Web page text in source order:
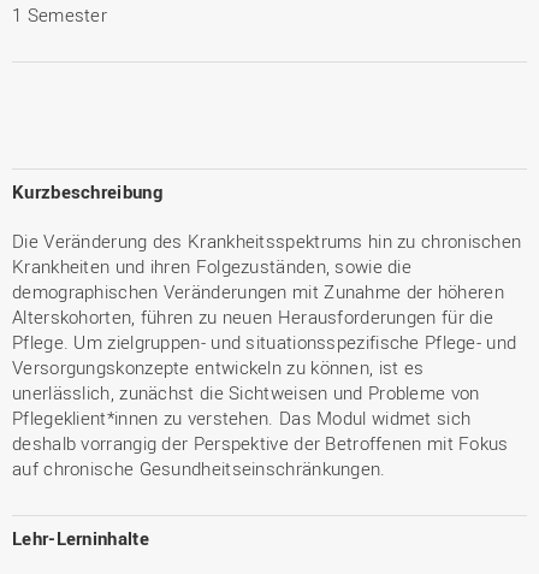
1 Semester
Kurzbeschreibung
Die Veränderung des Krankheitsspektrums hin zu chronischen
Krankheiten und ihren Folgezuständen, sowie die
demographischen Veränderungen mit Zunahme der höheren
Alterskohorten, führen zu neuen Herausforderungen für die
Pflege. Um zielgruppen- und situationsspezifische Pflege- und
Versorgungskonzepte entwickeln zu können, ist es
unerlässlich, zunächst die Sichtweisen und Probleme von
Pflegeklient*innen zu verstehen. Das Modul widmet sich
deshalb vorrangig der Perspektive der Betroffenen mit Fokus
auf chronische Gesundheitseinschränkungen.
Lehr-Lerninhalte